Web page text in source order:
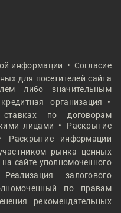
информации
Согласие
для посетителей сайта
либо значительным
организация
по договорам
лицами
Раскрытие
Раскрытие информации
рынка ценных
сайте уполномоченного
Реализация залогового
по правам
рекомендательных